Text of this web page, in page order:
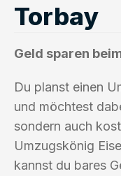
Torbay
Geld sparen
Du planst einen
und möchtest
sondern auch
Umzugskönig
kannst du bares